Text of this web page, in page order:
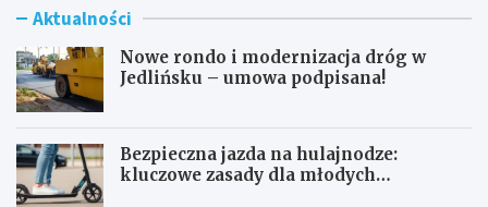
Aktualności
Nowe rondo i modernizacja dróg w
Jedlińsku – umowa podpisana!
Bezpieczna jazda na hulajnodze:
kluczowe zasady dla młodych